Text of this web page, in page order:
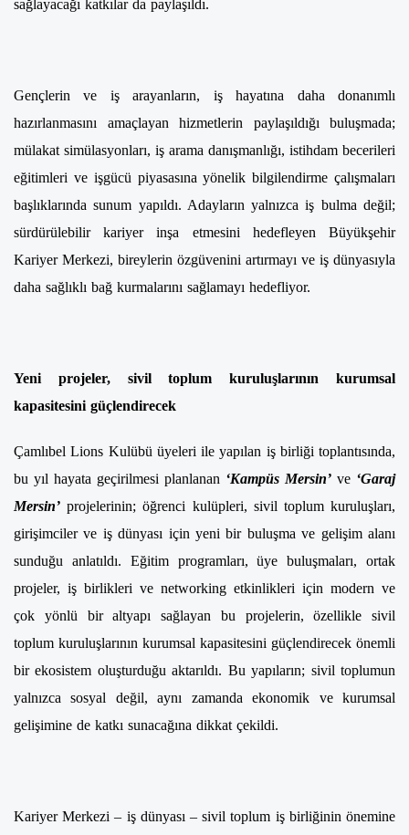
sağlayacağı katkılar da paylaşıldı.
Gençlerin ve iş arayanların, iş hayatına daha donanımlı
hazırlanmasını amaçlayan hizmetlerin paylaşıldığı buluşmada;
mülakat simülasyonları, iş arama danışmanlığı, istihdam becerileri
eğitimleri ve işgücü piyasasına yönelik bilgilendirme çalışmaları
başlıklarında sunum yapıldı. Adayların yalnızca iş bulma değil;
sürdürülebilir kariyer inşa etmesini hedefleyen Büyükşehir
Kariyer Merkezi, bireylerin özgüvenini artırmayı ve iş dünyasıyla
daha sağlıklı bağ kurmalarını sağlamayı hedefliyor.
Yeni projeler, sivil toplum kuruluşlarının kurumsal
kapasitesini güçlendirecek
Çamlıbel Lions Kulübü üyeleri ile yapılan iş birliği toplantısında,
bu yıl hayata geçirilmesi planlanan ‘Kampüs Mersin’ ve ‘Garaj
Mersin’ projelerinin; öğrenci kulüpleri, sivil toplum kuruluşları,
girişimciler ve iş dünyası için yeni bir buluşma ve gelişim alanı
sunduğu anlatıldı. Eğitim programları, üye buluşmaları, ortak
projeler, iş birlikleri ve networking etkinlikleri için modern ve
çok yönlü bir altyapı sağlayan bu projelerin, özellikle sivil
toplum kuruluşlarının kurumsal kapasitesini güçlendirecek önemli
bir ekosistem oluşturduğu aktarıldı. Bu yapıların; sivil toplumun
yalnızca sosyal değil, aynı zamanda ekonomik ve kurumsal
gelişimine de katkı sunacağına dikkat çekildi.
Kariyer Merkezi – iş dünyası – sivil toplum iş birliğinin önemine